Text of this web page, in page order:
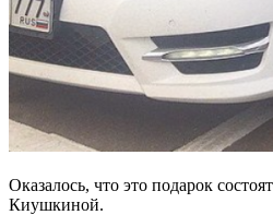
Оказалось, что это подарок
Киушкиной.